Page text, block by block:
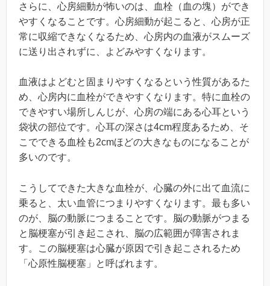
さらに、心房細動が怖いのは、血栓（血の塊）ができ
やすくなることです。心房細動が起こると、心房が正
常に収縮できなくなるため、心房内の血液がスムーズ
に送り出されずに、よどみやすくなります。
血液はよどむと固まりやすくなるという性質があるた
め、心房内に血栓ができやすくなります。特に血栓の
できやすい場所しんじが、心房の端にある心耳という
袋状の部位です。心耳の深さは4cm程度あるため、そ
こでできる血栓も2cmほどの大きなものになることが
多いのです。
こうしてできた大きな血栓が、心臓の外に出て血流に
乗ると、太い血管につまりやすくなります。最も多い
のが、脳の動脈につまることです。脳の動脈がつまる
と脳梗塞が引き起こされ、脳の広範囲が障害されま
す。この脳梗塞は心臓が原因で引き起こされるため
「心原性脳梗塞」と呼ばれます。